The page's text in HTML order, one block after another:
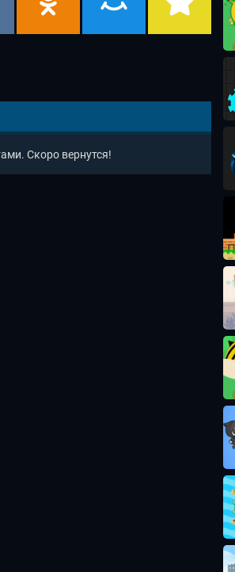
Скоро вернутся!